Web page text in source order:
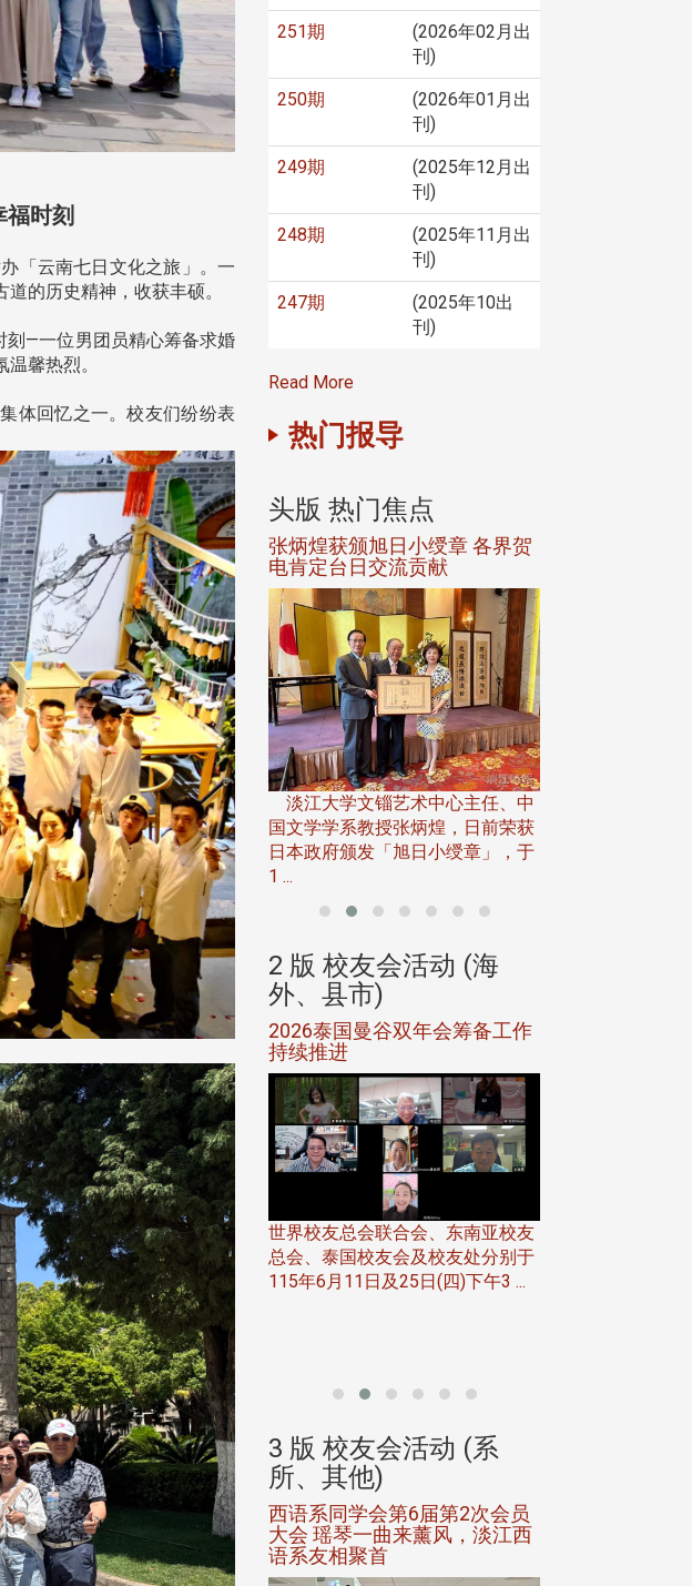
时刻
「云南七日文化之旅」。一
的历史精神，收获丰硕。
刻—一位男团员精心筹备求婚
馨热烈。
体回忆之一。校友们纷纷表
251期
(2026年02月出
刊)
250期
(2026年01月出
刊)
249期
(2025年12月出
刊)
248期
(2025年11月出
刊)
247期
(2025年10出
刊)
Read More
热门报导
头版 热门焦点
江大学董事会议改选案报部
任许辉煌为校长 新聘范巽绿
事
校校长葛焕昭将于今(115)年7
31日(五)任期届满。董事会于6月
日(三)下午5时 ...
头版 热门焦点
张炳煌获颁旭日小绶章 各界贺
电肯定台日交流贡献
淡江大学文锱艺术中心主任、中
国文学学系教授张炳煌，日前荣获
日本政府颁发「旭日小绶章」，于
1 ...
版 校友会活动 (海
、县市)
南加州校友会召开115年年中
长 并获授权承办下届世界
友双年会
加州校友会于115年6月27日(日)
美国洛杉矶华侨文教服务中心
洛侨文化中心）会议室召开115
2 版 校友会活动 (海
外、县市)
2026泰国曼谷双年会筹备工作
持续推进
世界校友总会联合会、东南亚校友
总会、泰国校友会及校友处分别于
115年6月11日及25日(四)下午3 ...
版 校友会活动 (系
、其他)
孝贤接任跨业合作协进会第2
理事长
3 版 校友会活动 (系
所、其他)
西语系同学会第6届第2次会员
大会 瑶琴一曲来薰风，淡江西
语系友相聚首